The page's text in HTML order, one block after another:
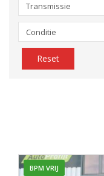
Transmissie
Conditie
Reset
BPM VRIJ